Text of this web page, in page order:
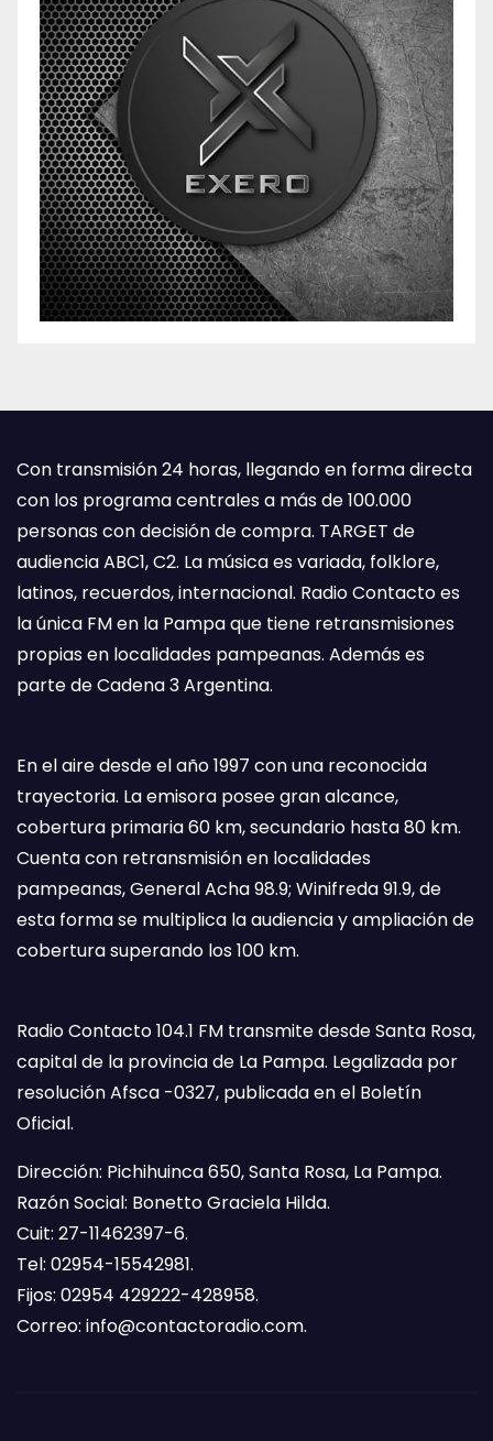
Con transmisión 24 horas, llegando en forma directa
con los programa centrales a más de 100.000
personas con decisión de compra. TARGET de
audiencia ABC1, C2. La música es variada, folklore,
latinos, recuerdos, internacional. Radio Contacto es
la única FM en la Pampa que tiene retransmisiones
propias en localidades pampeanas. Además es
parte de Cadena 3 Argentina.
En el aire desde el año 1997 con una reconocida
trayectoria. La emisora posee gran alcance,
cobertura primaria 60 km, secundario hasta 80 km.
Cuenta con retransmisión en localidades
pampeanas, General Acha 98.9; Winifreda 91.9, de
esta forma se multiplica la audiencia y ampliación de
cobertura superando los 100 km.
Radio Contacto 104.1 FM transmite desde Santa Rosa,
capital de la provincia de La Pampa. Legalizada por
resolución Afsca -0327, publicada en el Boletín
Oficial.
Dirección: Pichihuinca 650, Santa Rosa, La Pampa.
Razón Social: Bonetto Graciela Hilda.
Cuit: 27-11462397-6.
Tel: 02954-15542981.
Fijos: 02954 429222-428958.
Correo: info@contactoradio.com.